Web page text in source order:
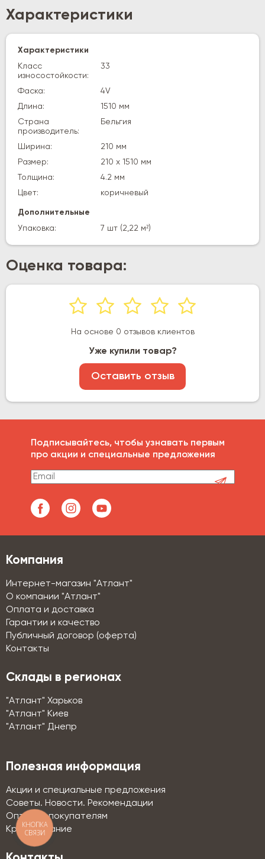
Характеристики
Характеристики
Класс
износостойкости:
33
Фаска:
4V
Длина:
1510 мм
Страна
производитель:
Бельгия
Ширина:
210 мм
Размер:
210 х 1510 мм
Толщина:
4.2 мм
Цвет:
коричневый
Дополнительные
Упаковка:
7 шт (2,22 м²)
Оценка товара:
На основе 0 отзывов клиентов
Уже купили товар?
Оставить отзыв
Подписывайтесь, чтобы узнавать первым
про акции и специальные предложения
Компания
Интернет-магазин "Атлант"
О компании "Атлант"
Оплата и доставка
Гарантии и качество
Публичный договор (оферта)
Контакты
Склады в регионах
"Атлант" Харьков
"Атлант" Киев
"Атлант" Днепр
Полезная информация
Акции и специальные предложения
Советы. Новости. Рекомендации
Оптовым покупателям
Кредитование
КНОПКА
СВЯЗИ